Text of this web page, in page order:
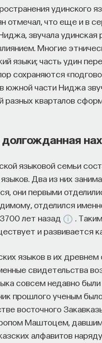
удинского
отмечал, что еще и в
звучала удинская
Многие
языки; часть удин
сохраняются
южной части Ниджа
разных кварталов
языковой семьи
Два из них
они первыми
отделился
лет назад
.
и развивается
языков в их древнем
свидетельства
совсем недавно
прошлого ученым
восточного
Маштоцем,
алфавитов